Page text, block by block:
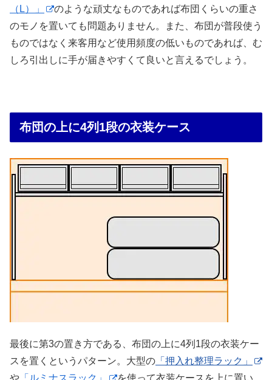
（L）」
のような頑丈なものであれば布団くらいの重さ
のモノを置いても問題ありません。また、布団が普段使う
ものではなく来客用など使用頻度の低いものであれば、む
しろ引出しに手が届きやすくて良いと言えるでしょう。
布団の上に4列1段の衣装ケース
最後に第3の置き方である、布団の上に4列1段の衣装ケー
スを置くというパターン。大型の 「押入れ整理ラック」
や 「ルミナスラック」 を使って衣装ケースを上に置い